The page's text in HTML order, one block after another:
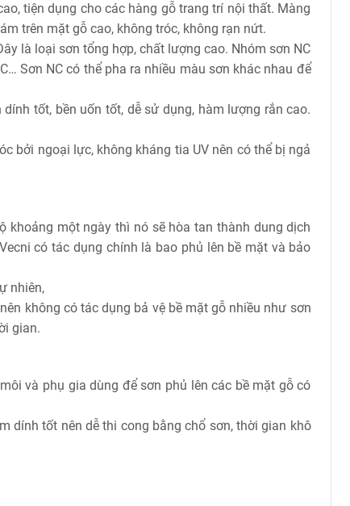
tiện dụng cho các hàng gỗ trang trí nội thất. Màng
trên mặt gỗ cao, không tróc, không rạn nứt.
là loại sơn tổng hợp, chất lượng cao. Nhóm sơn NC
Sơn NC có thể pha ra nhiều màu sơn khác nhau để
tốt, bền uốn tốt, dễ sử dụng, hàm lượng rắn cao.
bởi ngoại lực, không kháng tia UV nên có thể bị ngả
một ngày thì nó sẽ hòa tan thành dung dịch
có tác dụng chính là bao phủ lên bề mặt và bảo
nhiên,
không có tác dụng bả vệ bề mặt gỗ nhiều như sơn
gian.
và phụ gia dùng để sơn phủ lên các bề mặt gỗ có
dính tốt nên dễ thi cong bằng chổ sơn, thời gian khô